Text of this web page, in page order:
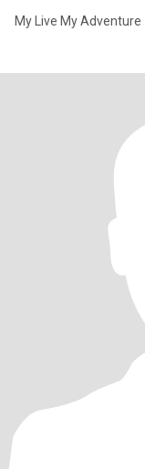
My Live My Adventure